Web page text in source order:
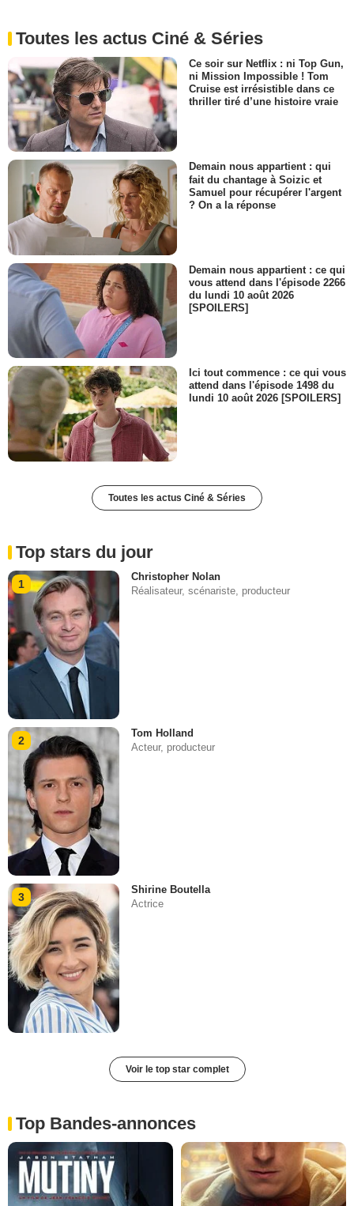
Toutes les actus Ciné & Séries
Ce soir sur Netflix : ni Top Gun,
ni Mission Impossible ! Tom
Cruise est irrésistible dans ce
thriller tiré d’une histoire vraie
Demain nous appartient : qui
fait du chantage à Soizic et
Samuel pour récupérer l'argent
? On a la réponse
Demain nous appartient : ce qui
vous attend dans l'épisode 2266
du lundi 10 août 2026
[SPOILERS]
Ici tout commence : ce qui vous
attend dans l'épisode 1498 du
lundi 10 août 2026 [SPOILERS]
Toutes les actus Ciné & Séries
Top stars du jour
1
Christopher Nolan
Réalisateur, scénariste, producteur
2
Tom Holland
Acteur, producteur
3
Shirine Boutella
Actrice
Voir le top star complet
Top Bandes-annonces